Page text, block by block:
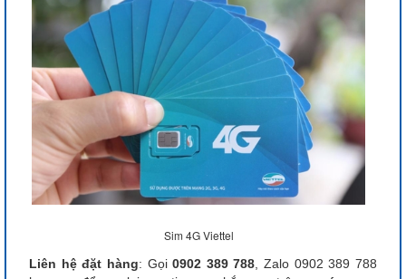
Sim 4G Viettel
Liên hệ đặt hàng: Gọi0902 389 788 , Zalo 0902 389 788